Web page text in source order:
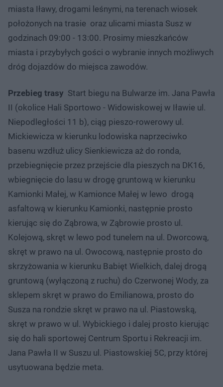
miasta Iławy, drogami leśnymi, na terenach wiosek
położonych na trasie oraz ulicami miasta Susz w
godzinach 09:00 - 13:00. Prosimy mieszkańców
miasta i przybyłych gości o wybranie innych możliwych
dróg dojazdów do miejsca zawodów.
Przebieg trasy Start biegu na Bulwarze im. Jana Pawła
II (okolice Hali Sportowo - Widowiskowej w Iławie ul.
Niepodległości 11 b), ciąg pieszo-rowerowy ul.
Mickiewicza w kierunku lodowiska naprzeciwko
basenu wzdłuż ulicy Sienkiewicza aż do ronda,
przebiegnięcie przez przejście dla pieszych na DK16,
wbiegnięcie do lasu w drogę gruntową w kierunku
Kamionki Małej, w Kamionce Małej w lewo drogą
asfaltową w kierunku Kamionki, następnie prosto
kierując się do Ząbrowa, w Ząbrowie prosto ul.
Kolejową, skręt w lewo pod tunelem na ul. Dworcową,
skręt w prawo na ul. Owocową, następnie prosto do
skrzyżowania w kierunku Babięt Wielkich, dalej drogą
gruntową (wyłączoną z ruchu) do Czerwonej Wody, za
sklepem skręt w prawo do Emilianowa, prosto do
Susza na rondzie skręt w prawo na ul. Piastowską,
skręt w prawo w ul. Wybickiego i dalej prosto kierując
się do hali sportowej Centrum Sportu i Rekreacji im.
Jana Pawła II w Suszu ul. Piastowskiej 5C, przy której
usytuowana będzie meta.